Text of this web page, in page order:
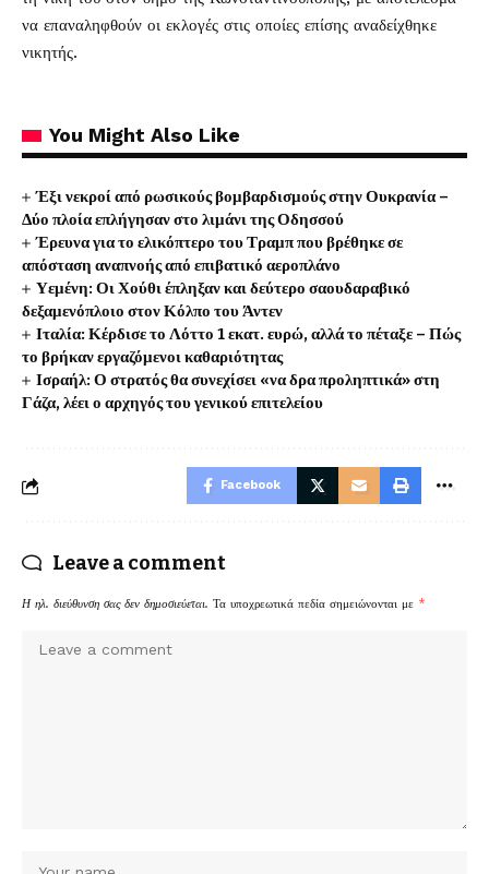
να επαναληφθούν οι εκλογές στις οποίες επίσης αναδείχθηκε
νικητής.
You Might Also Like
Έξι νεκροί από ρωσικούς βομβαρδισμούς στην Ουκρανία –
Δύο πλοία επλήγησαν στο λιμάνι της Οδησσού
Έρευνα για το ελικόπτερο του Τραμπ που βρέθηκε σε
απόσταση αναπνοής από επιβατικό αεροπλάνο
Υεμένη: Οι Χούθι έπληξαν και δεύτερο σαουδαραβικό
δεξαμενόπλοιο στον Κόλπο του Άντεν
Ιταλία: Κέρδισε το Λόττο 1 εκατ. ευρώ, αλλά το πέταξε – Πώς
το βρήκαν εργαζόμενοι καθαριότητας
Ισραήλ: Ο στρατός θα συνεχίσει «να δρα προληπτικά» στη
Γάζα, λέει ο αρχηγός του γενικού επιτελείου
Facebook
Leave a comment
Η ηλ. διεύθυνση σας δεν δημοσιεύεται. Τα υποχρεωτικά πεδία σημειώνονται με *